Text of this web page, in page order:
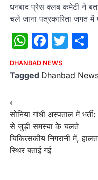
धनबाद प्रेस क्लब कमेटी ने
चले जाना पत्रकारिता जगत
WhatsApp
DHANBAD NEWS
Tagged Dhanbad
Post
navigation
⟵
सोनिया गांधी अस्पताल में
से जुड़ी समस्या के चलते
चिकित्सकीय निगरानी में, हालत
स्थिर बताई गई